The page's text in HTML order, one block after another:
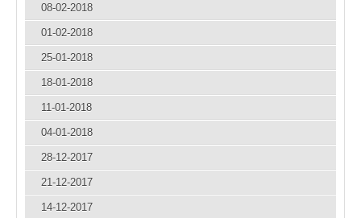
08-02-2018
01-02-2018
25-01-2018
18-01-2018
11-01-2018
04-01-2018
28-12-2017
21-12-2017
14-12-2017